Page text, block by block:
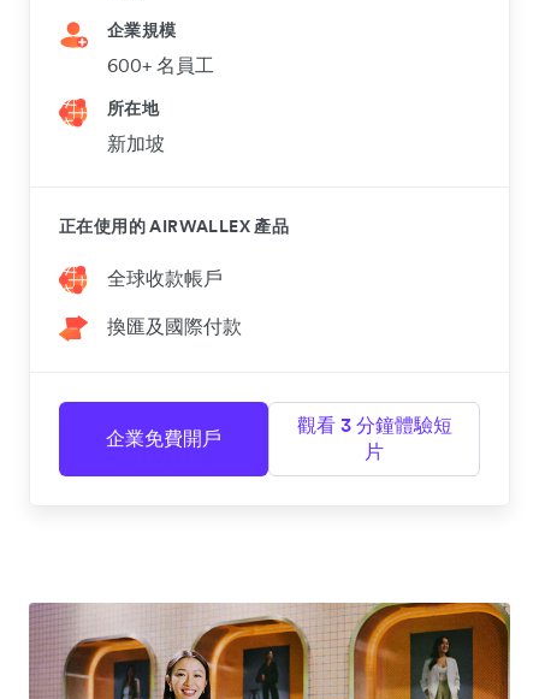
企業規模
600+ 名員工
所在地
新加坡
正在使用的 AIRWALLEX 產品
全球收款帳戶
換匯及國際付款
企業免費開戶
觀看 3 分鐘體驗短
片